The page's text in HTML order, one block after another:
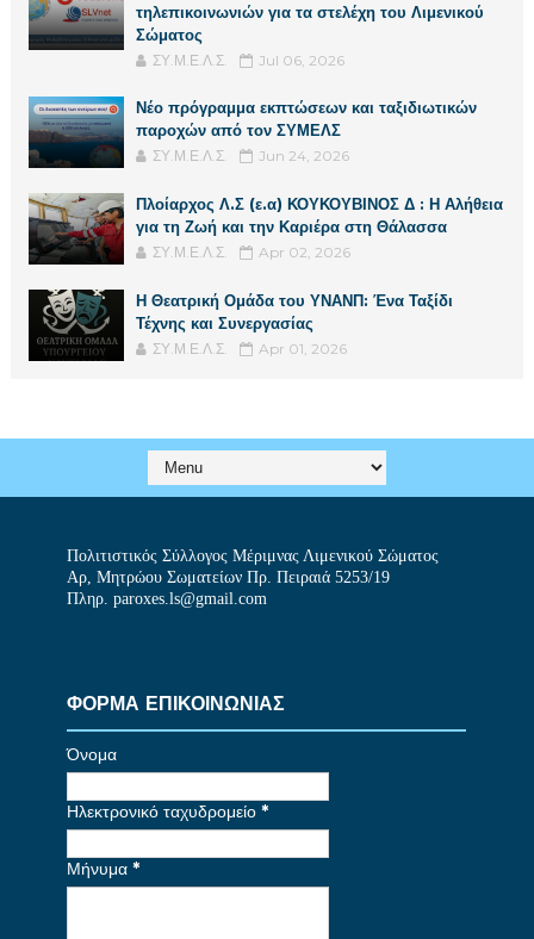
τηλεπικοινωνιών για τα στελέχη του Λιμενικού
Σώματος
ΣΥ.Μ.Ε.Λ.Σ. Jul 06, 2026
Νέο πρόγραμμα εκπτώσεων και ταξιδιωτικών
παροχών από τον ΣΥΜΕΛΣ
ΣΥ.Μ.Ε.Λ.Σ. Jun 24, 2026
Πλοίαρχος Λ.Σ (ε.α) ΚΟΥΚΟΥΒΙΝΟΣ Δ : Η Αλήθεια
για τη Ζωή και την Καριέρα στη Θάλασσα
ΣΥ.Μ.Ε.Λ.Σ. Apr 02, 2026
Η Θεατρική Ομάδα του ΥΝΑΝΠ: Ένα Ταξίδι
Τέχνης και Συνεργασίας
ΣΥ.Μ.Ε.Λ.Σ. Apr 01, 2026
Πολιτιστικός Σύλλογος Μέριμνας Λιμενικού Σώματος
Αρ, Μητρώου Σωματείων Πρ. Πειραιά 5253/19
Πληρ. paroxes.ls@gmail.com
ΦΟΡΜΑ ΕΠΙΚΟΙΝΩΝΙΑΣ
Όνομα
Ηλεκτρονικό ταχυδρομείο *
Μήνυμα *